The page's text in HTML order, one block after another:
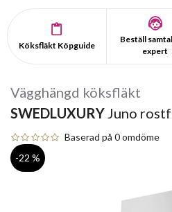
Köksfläkt Köpguide
Beställ
expert
Vägghängd köksfläkt
SWEDLUXURYJuno
Baserad på 0 omdöme
-22 %